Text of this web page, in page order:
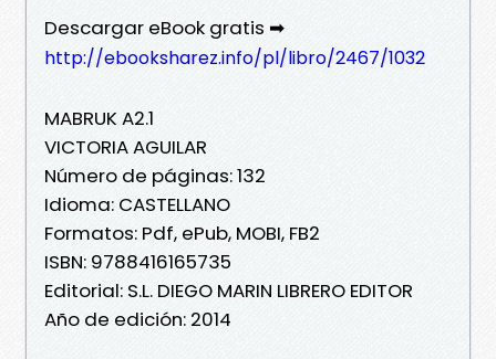
Descargar eBook gratis ➡
http://ebooksharez.info/pl/libro/2467/1032
MABRUK A2.1
VICTORIA AGUILAR
Número de páginas: 132
Idioma: CASTELLANO
Formatos: Pdf, ePub, MOBI, FB2
ISBN: 9788416165735
Editorial: S.L. DIEGO MARIN LIBRERO EDITOR
Año de edición: 2014